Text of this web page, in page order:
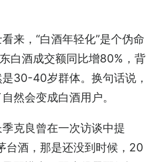
来，“白酒年轻化”是个伪命
白酒成交额同比增80%，背
30-40岁群体。换句话说，
然会变成白酒用户。
克良曾在一次访谈中提
台酒，那是还没到时候，20